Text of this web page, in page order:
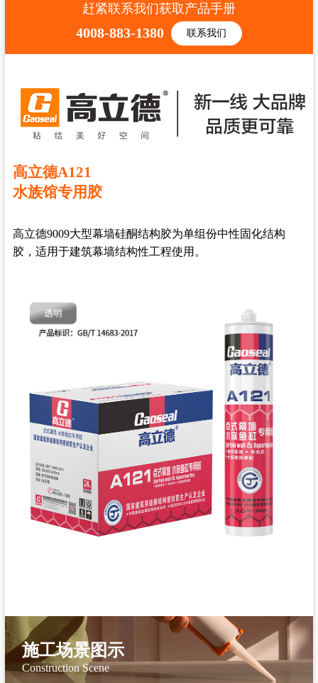
赶紧联系我们获取产品手册
4008-883-1380 联系我们
高立德A121
水族馆专用胶
高立德9009大型幕墙硅酮结构胶为单组份中性固化结构
胶，适用于建筑幕墙结构性工程使用。
施工场景图示
Construction Scene